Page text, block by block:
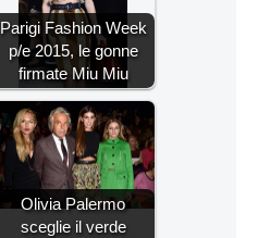
Parigi Fashion Week
p/e 2015, le gonne
firmate Miu Miu
Olivia Palermo
sceglie il verde